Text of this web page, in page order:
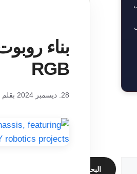
RGB
28. ديسمبر 2024 بقلم
البحث